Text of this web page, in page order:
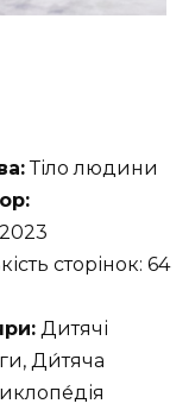
Тіло людини
2023
сторінок: 64
Дитячі
Ди́тяча